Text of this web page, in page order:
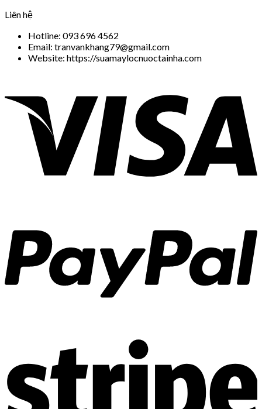
Liên hệ
Hotline: 093 696 4562
Email: tranvankhang79@gmail.com
Website: https://suamaylocnuoctainha.com